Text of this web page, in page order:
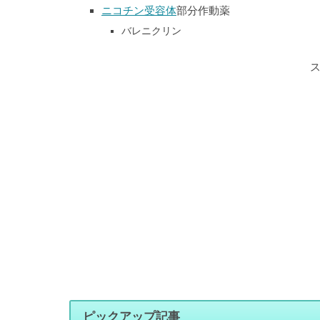
ニコチン受容体部分作動薬
バレニクリン
ピックアップ記事